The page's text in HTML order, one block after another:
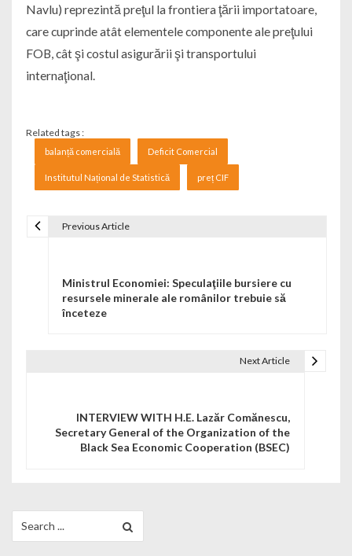
Navlu) reprezintă preţul la frontiera ţării importatoare,
care cuprinde atât elementele componente ale preţului
FOB, cât şi costul asigurării şi transportului
internaţional.
Related tags :
balanță comercială Deficit Comercial
Institutul Național de Statistică preț CIF
Previous Article
Ministrul Economiei: Speculaţiile bursiere cu
resursele minerale ale românilor trebuie să
înceteze
Next Article
INTERVIEW WITH H.E. Lazăr Comănescu,
Secretary General of the Organization of the
Black Sea Economic Cooperation (BSEC)